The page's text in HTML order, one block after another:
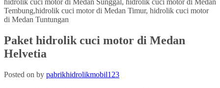
Paket hidrolik cuci motor di Medan
Helvetia
Posted on by pabrikhidrolikmobil123